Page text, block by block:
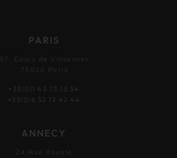
PARIS
37, Cours de Vincennes
75020 Paris
+33(0)1 43 73 13 54
+33(0)6 52 12 42 44
ANNECY
24 Rue Royale